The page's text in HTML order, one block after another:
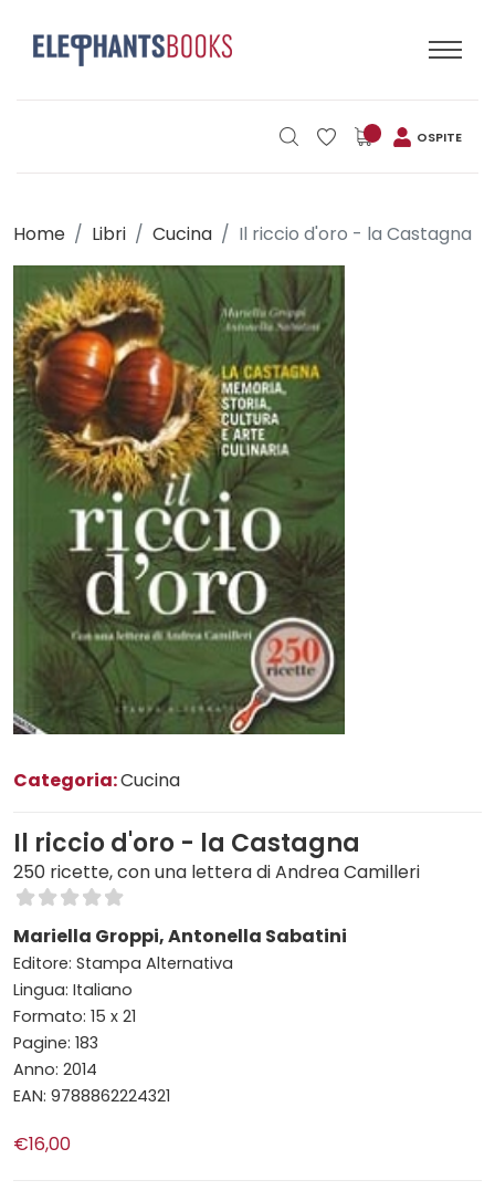
OSPITE
Home Libri Cucina Il riccio d'oro - la Castagna
Categoria:Cucina
Il riccio d'oro - la Castagna
250 ricette, con una lettera di Andrea Camilleri
Mariella Groppi, Antonella Sabatini
Editore: Stampa Alternativa
Lingua: Italiano
Formato: 15 x 21
Pagine: 183
Anno: 2014
EAN: 9788862224321
€16,00